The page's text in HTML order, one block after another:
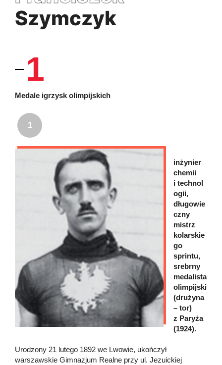
Szymczyk
1
Medale igrzysk olimpijskich
1
inżynier
chemii
i technol
ogii,
długowie
czny
mistrz
kolarskie
go
sprintu,
srebrny
medalista
olimpijski
(drużyna
– tor)
z Paryża
(1924).
Urodzony 21 lutego 1892 we Lwowie, ukończył
warszawskie Gimnazjum Realne przy ul. Jezuickiej